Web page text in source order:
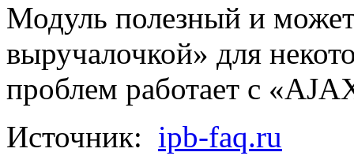
Модуль полезный и
выручалочкой» для
проблем работает с
Источник: ipb-faq.ru